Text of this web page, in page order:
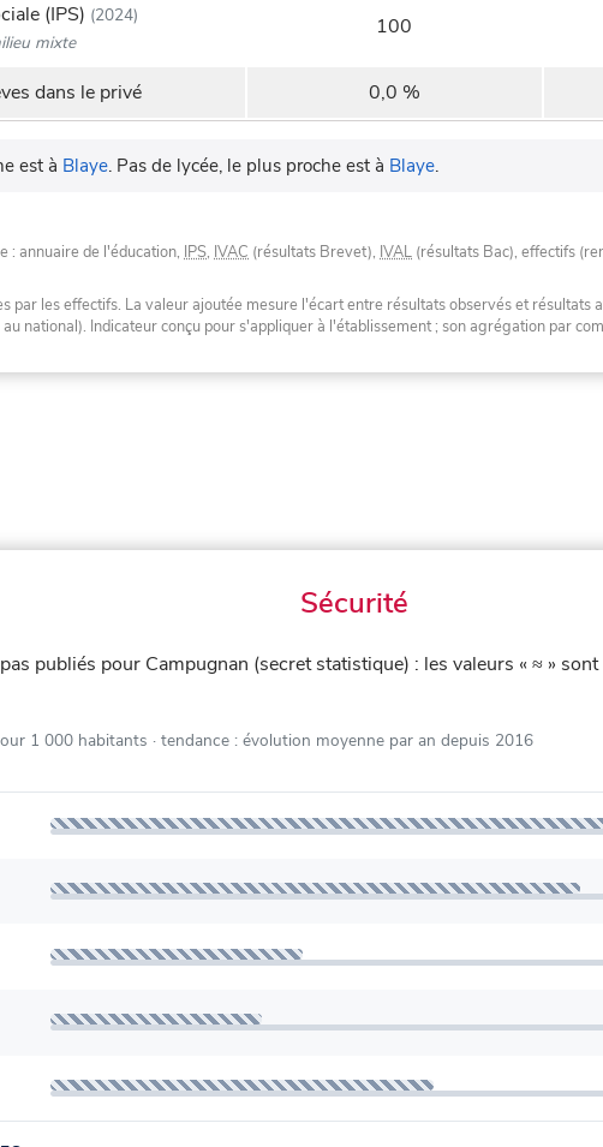
(IPS) (2024)
mixte
100
dans le privé 0,0 %
est à Blaye. Pas de lycée, le plus proche est à Blaye.
: annuaire de l'éducation, IPS, IVAC (résultats Brevet), IVAL (résultats Bac), effectifs
par les effectifs. La valeur ajoutée mesure l'écart entre résultats observés et résultats
national). Indicateur conçu pour s'appliquer à l'établissement ; son agrégation par
Sécurité
publiés pour Campugnan (secret statistique) : les valeurs « ≈ »
1 000 habitants · tendance : évolution moyenne par an depuis 2016